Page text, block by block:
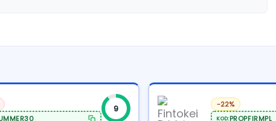
9 -22%
KOD:PROPFIRMPL